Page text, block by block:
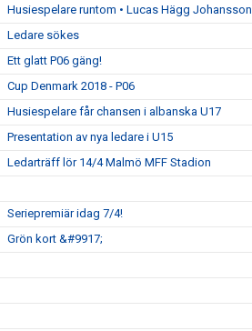
Husiespelare runtom • Lucas Hägg Johansson
Ledare sökes
Ett glatt P06 gäng!
Cup Denmark 2018 - P06
Husiespelare får chansen i albanska U17
Presentation av nya ledare i U15
Ledarträff lör 14/4 Malmö MFF Stadion
Seriepremiär idag 7/4!
Grön kort &#9917;